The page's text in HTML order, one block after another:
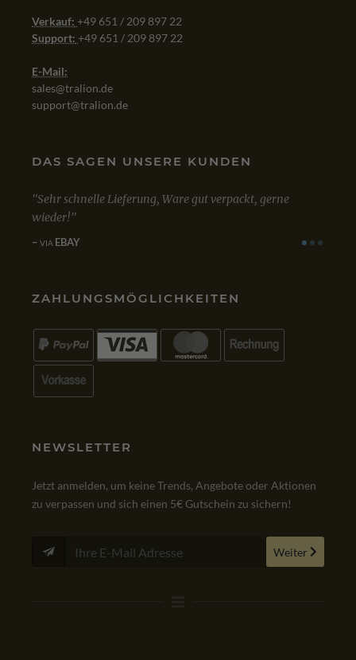
Verkauf: +49 651 / 209 897 22
Support: +49 651 / 209 897 22
E-Mail:
sales@tralion.de
support@tralion.de
DAS SAGEN UNSERE KUNDEN
Sehr schnelle Lieferung, Ware gut verpackt, gerne
EBAY
ZAHLUNGSMÖGLICHKEITEN
NEWSLETTER
Jetzt anmelden, um keine Trends, Angebote oder Aktionen
zu verpassen und sich einen 5€ Gutschein zu sichern!
Weiter